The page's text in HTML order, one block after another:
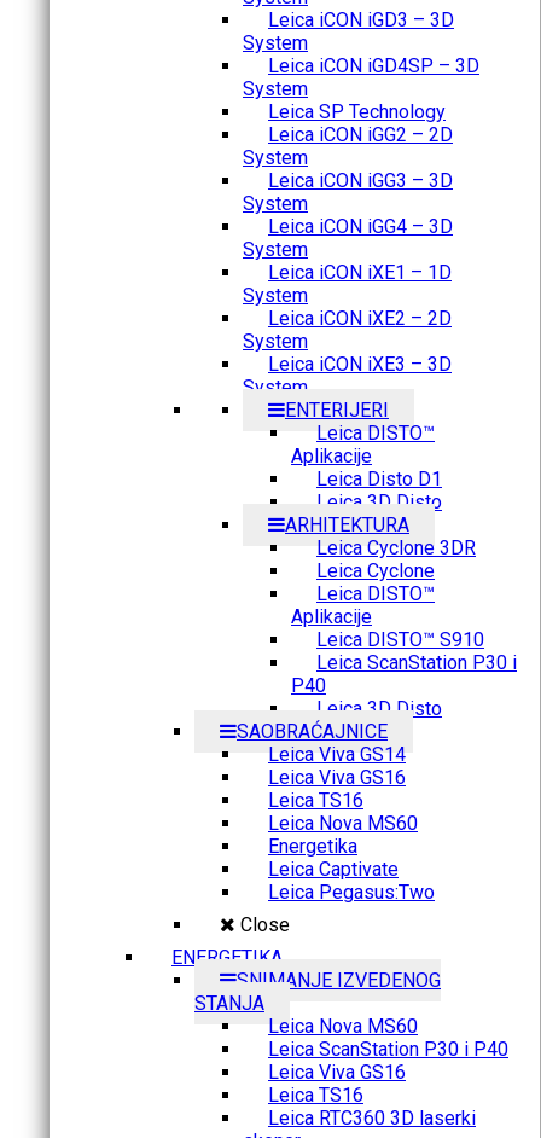
Leica iCON iGD3 – 3D
System
Leica iCON iGD4SP – 3D
System
Leica SP Technology
Leica iCON iGG2 – 2D
System
Leica iCON iGG3 – 3D
System
Leica iCON iGG4 – 3D
System
Leica iCON iXE1 – 1D
System
Leica iCON iXE2 – 2D
System
Leica iCON iXE3 – 3D
System
ENTERIJERI
Leica DISTO™
Aplikacije
Leica Disto D1
Leica 3D Disto
ARHITEKTURA
Leica Cyclone 3DR
Leica Cyclone
Leica DISTO™
Aplikacije
Leica DISTO™ S910
Leica ScanStation P30 i
P40
Leica 3D Disto
SAOBRAĆAJNICE
Leica Viva GS14
Leica Viva GS16
Leica TS16
Leica Nova MS60
Energetika
Leica Captivate
Leica Pegasus:Two
Close
ENERGETIKA
SNIMANJE IZVEDENOG
STANJA
Leica Nova MS60
Leica ScanStation P30 i P40
Leica Viva GS16
Leica TS16
Leica RTC360 3D laserki